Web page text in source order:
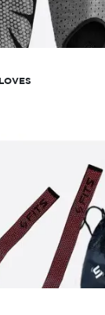
Set Wrist Wrap